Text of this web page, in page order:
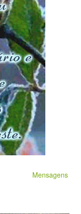
Mensagens